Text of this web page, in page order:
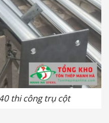
thi công trụ cột